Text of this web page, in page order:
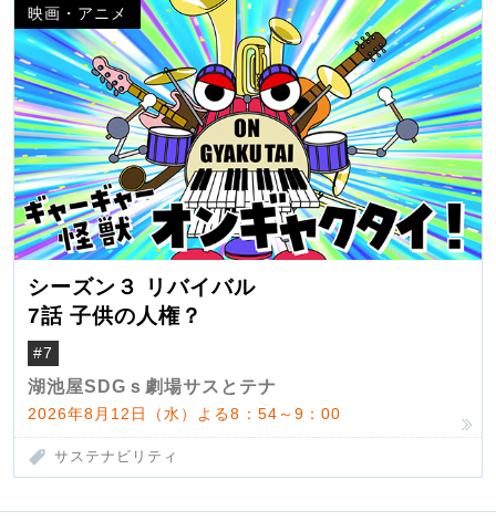
映画・アニメ
シーズン３ リバイバル
7話 子供の人権？
#7
湖池屋SDGｓ劇場サスとテナ
2026年8月12日（水）よる8：54～9：00
サステナビリティ